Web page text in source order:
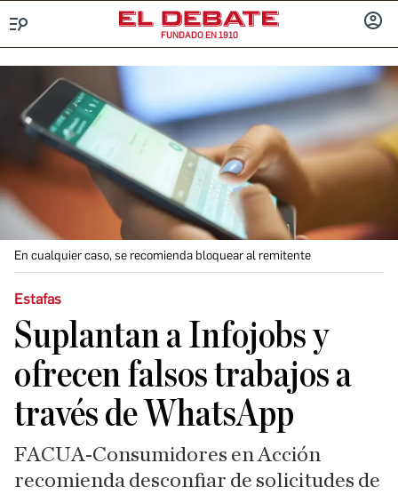
FUNDADO EN 1910
En cualquier caso, se recomienda bloquear al remitente
Estafas
Suplantan a Infojobs y
ofrecen falsos trabajos a
través de WhatsApp
FACUA-Consumidores en Acción
recomienda desconfiar de solicitudes de